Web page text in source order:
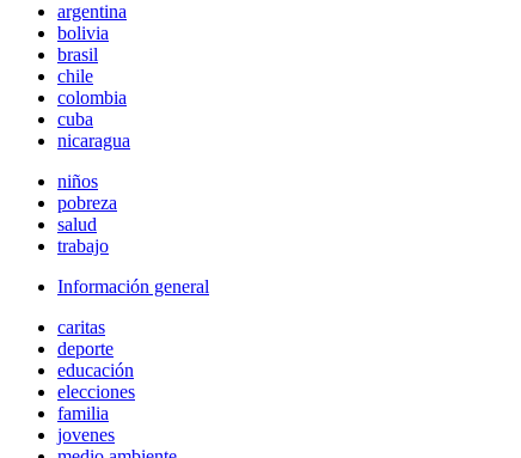
argentina
bolivia
brasil
chile
colombia
cuba
nicaragua
niños
pobreza
salud
trabajo
Información general
caritas
deporte
educación
elecciones
familia
jovenes